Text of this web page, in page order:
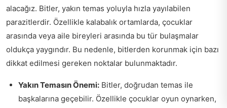
alacağız. Bitler, yakın temas yoluyla hızla yayılabilen
parazitlerdir. Özellikle kalabalık ortamlarda, çocuklar
arasında veya aile bireyleri arasında bu tür bulaşmalar
oldukça yaygındır. Bu nedenle, bitlerden korunmak için bazı
dikkat edilmesi gereken noktalar bulunmaktadır.
Yakın Temasın Önemi: Bitler, doğrudan temas ile
başkalarına geçebilir. Özellikle çocuklar oyun oynarken,